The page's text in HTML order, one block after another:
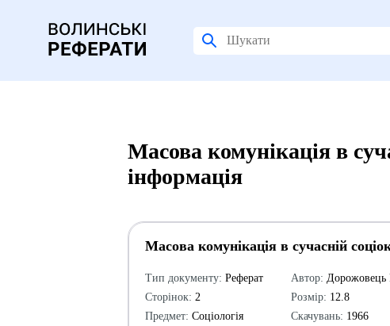
Масова комунікація в
інформація
Масова комунікація в сучасній
Тип документу: Реферат
Сторінок: 2
Предмет: Соціологія
Автор: Дорожовець
Розмір: 12.8
Скачувань: 1966